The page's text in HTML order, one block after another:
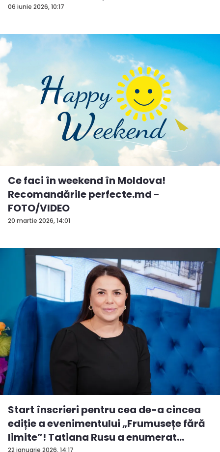
06 iunie 2026, 10:17
20 martie 2026, 14:01
Ce faci în weekend în Moldova!
Recomandările perfecte.md -
FOTO/VIDEO
22 ianuarie 2026, 14:17
Start înscrieri pentru cea de-a cincea
ediție a evenimentului „Frumusețe fără
limite”! Tatiana Rusu a enumerat